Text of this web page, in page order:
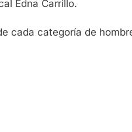
Edna Carrillo.
cada categoría de